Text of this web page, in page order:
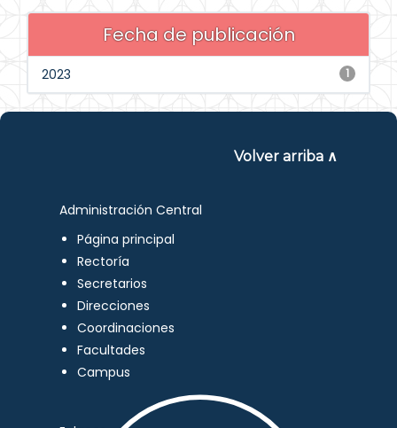
Fecha de publicación
1
2023
Volver arriba ∧
Administración Central
Página principal
Rectoría
Secretarios
Direcciones
Coordinaciones
Facultades
Campus